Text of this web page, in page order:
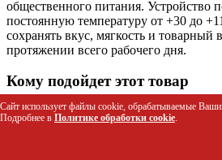
общественного питания. Устройство
постоянную температуру от +30 до
сохранять вкус, мягкость и товарный
протяжении всего рабочего дня.
Кому подойдет этот товар
Пекарни и кондитерские для
Кафе и кофейни для подогрева
Сайт использует файлы cookie, обрабатываемые
Подробнее в Политике обработки cookie.